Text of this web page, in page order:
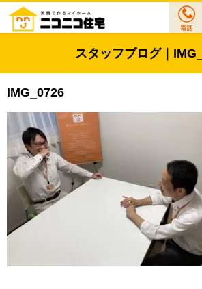
スタッフブログ｜
IMG_0726